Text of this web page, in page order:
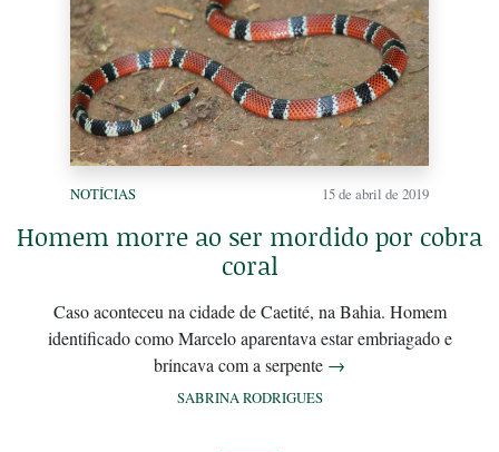
NOTÍCIAS 15 de abril de 2019
Homem morre ao ser mordido por cobra
coral
Caso aconteceu na cidade de Caetité, na Bahia. Homem
identificado como Marcelo aparentava estar embriagado e
brincava com a serpente →
SABRINA RODRIGUES